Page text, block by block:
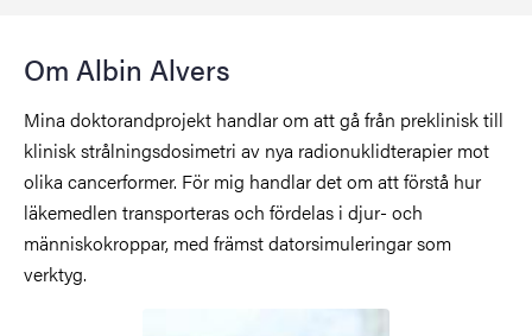
Om Albin Alvers
Mina doktorandprojekt handlar om att gå från preklinisk till
klinisk strålningsdosimetri av nya radionuklidterapier mot
olika cancerformer. För mig handlar det om att förstå hur
läkemedlen transporteras och fördelas i djur- och
människokroppar, med främst datorsimuleringar som
verktyg.